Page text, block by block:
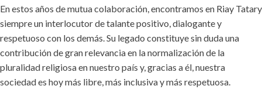
En estos años de mutua colaboración, encontramos en Riay Tatary
siempre un interlocutor de talante positivo, dialogante y
respetuoso con los demás. Su legado constituye sin duda una
contribución de gran relevancia en la normalización de la
pluralidad religiosa en nuestro país y, gracias a él, nuestra
sociedad es hoy más libre, más inclusiva y más respetuosa.